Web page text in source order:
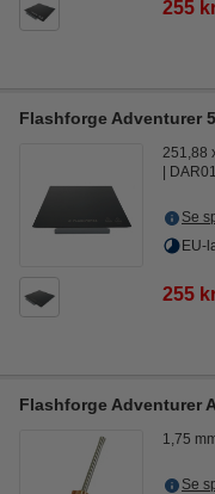
255
Flashforge Adventurer
251,88
Se
EU-
255
Flashforge Adventurer
1,75
Se